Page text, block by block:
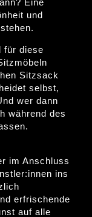
Eine
und
für diese
Sitzsack
selbst,
wer dann
während des
im Anschluss
ins
erfrischende
auf alle